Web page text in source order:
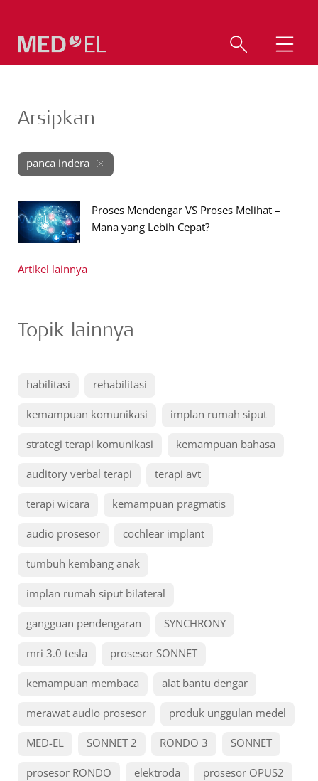
Arsipkan
panca indera
Proses Mendengar VS Proses Melihat –
Mana yang Lebih Cepat?
Artikel lainnya
Topik lainnya
habilitasi rehabilitasi
kemampuan komunikasi implan rumah siput
strategi terapi komunikasi kemampuan bahasa
auditory verbal terapi terapi avt
terapi wicara kemampuan pragmatis
audio prosesor cochlear implant
tumbuh kembang anak
implan rumah siput bilateral
gangguan pendengaran SYNCHRONY
mri 3.0 tesla prosesor SONNET
kemampuan membaca alat bantu dengar
merawat audio prosesor produk unggulan medel
MED-EL SONNET 2 RONDO 3 SONNET
prosesor RONDO elektroda prosesor OPUS2